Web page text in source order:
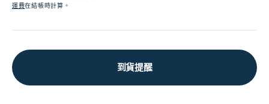
價
運費在結帳時計算。
到貨提醒